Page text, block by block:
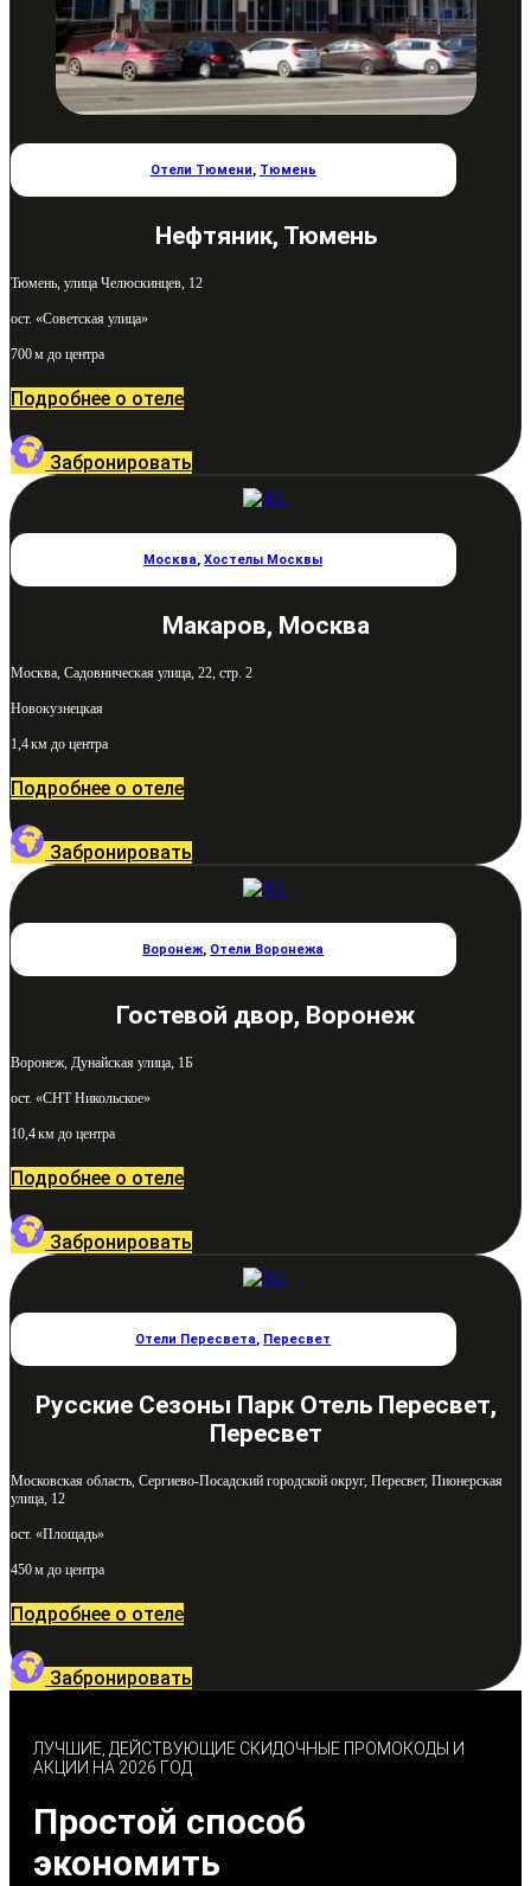
Отели Тюмени, Тюмень
Нефтяник, Тюмень
Тюмень, улица Челюскинцев, 12
ост. «Советская улица»
700 м до центра
Подробнее о отеле
Забронировать
Москва,Хостелы Москвы
Макаров, Москва
Москва, Садовническая улица, 22, стр. 2
Новокузнецкая
1,4 км до центра
Подробнее о отеле
Забронировать
Воронеж, Отели Воронежа
Гостевой двор, Воронеж
Воронеж, Дунайская улица, 1Б
ост. «СНТ Никольское»
10,4 км до центра
Подробнее о отеле
Забронировать
Отели Пересвета, Пересвет
Русские Сезоны Парк Отель Пересвет,
Пересвет
Московская область, Сергиево-Посадский городской округ, Пересвет, Пионерская
улица, 12
ост. «Площадь»
450 м до центра
Подробнее о отеле
Забронировать
ЛУЧШИЕ, ДЕЙСТВУЮЩИЕ СКИДОЧНЫЕ ПРОМОКОДЫ И
АКЦИИ НА 2026 ГОД
Простой способ
экономить